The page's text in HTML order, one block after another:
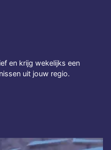
en krijg wekelijks een
uit jouw regio.